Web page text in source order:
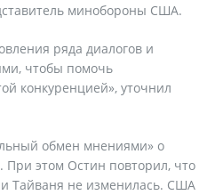
минобороны США.
ряда диалогов и
чтобы помочь
конкуренцией», уточнил
обмен мнениями» о
При этом Остин повторил, что
Тайваня не изменилась. США